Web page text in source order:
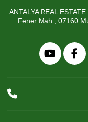
ANTALYA REAL
Fener Mah., 07160